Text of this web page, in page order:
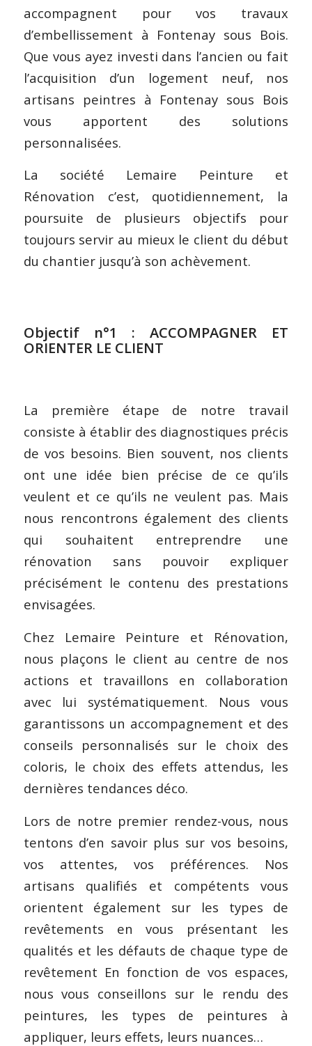
accompagnent pour vos travaux
d’embellissement à Fontenay sous Bois.
Que vous ayez investi dans l’ancien ou fait
l’acquisition d’un logement neuf, nos
artisans peintres à Fontenay sous Bois
vous apportent des solutions
personnalisées.
La société Lemaire Peinture et
Rénovation c’est, quotidiennement, la
poursuite de plusieurs objectifs pour
toujours servir au mieux le client du début
du chantier jusqu’à son achèvement.
Objectif n°1 : ACCOMPAGNER ET
ORIENTER LE CLIENT
La première étape de notre travail
consiste à établir des diagnostiques précis
de vos besoins. Bien souvent, nos clients
ont une idée bien précise de ce qu’ils
veulent et ce qu’ils ne veulent pas. Mais
nous rencontrons également des clients
qui souhaitent entreprendre une
rénovation sans pouvoir expliquer
précisément le contenu des prestations
envisagées.
Chez Lemaire Peinture et Rénovation,
nous plaçons le client au centre de nos
actions et travaillons en collaboration
avec lui systématiquement. Nous vous
garantissons un accompagnement et des
conseils personnalisés sur le choix des
coloris, le choix des effets attendus, les
dernières tendances déco.
Lors de notre premier rendez-vous, nous
tentons d’en savoir plus sur vos besoins,
vos attentes, vos préférences. Nos
artisans qualifiés et compétents vous
orientent également sur les types de
revêtements en vous présentant les
qualités et les défauts de chaque type de
revêtement En fonction de vos espaces,
nous vous conseillons sur le rendu des
peintures, les types de peintures à
appliquer, leurs effets, leurs nuances…